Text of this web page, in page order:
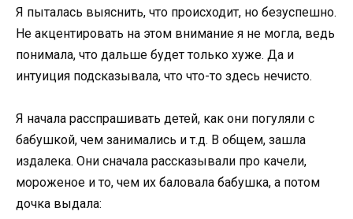
Я пыталась выяснить, что происходит, но безуспешно.
Не акцентировать на этом внимание я не могла, ведь
понимала, что дальше будет только хуже. Да и
интуиция подсказывала, что что-то здесь нечисто.
Я начала расспрашивать детей, как они погуляли с
бабушкой, чем занимались и т.д. В общем, зашла
издалека. Они сначала рассказывали про качели,
мороженое и то, чем их баловала бабушка, а потом
дочка выдала: